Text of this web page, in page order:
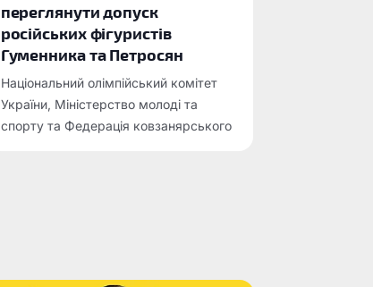
переглянути допуск
російських фігуристів
Гуменника та Петросян
Національний олімпійський комітет
України, Міністерство молоді та
спорту та Федерація ковзанярського